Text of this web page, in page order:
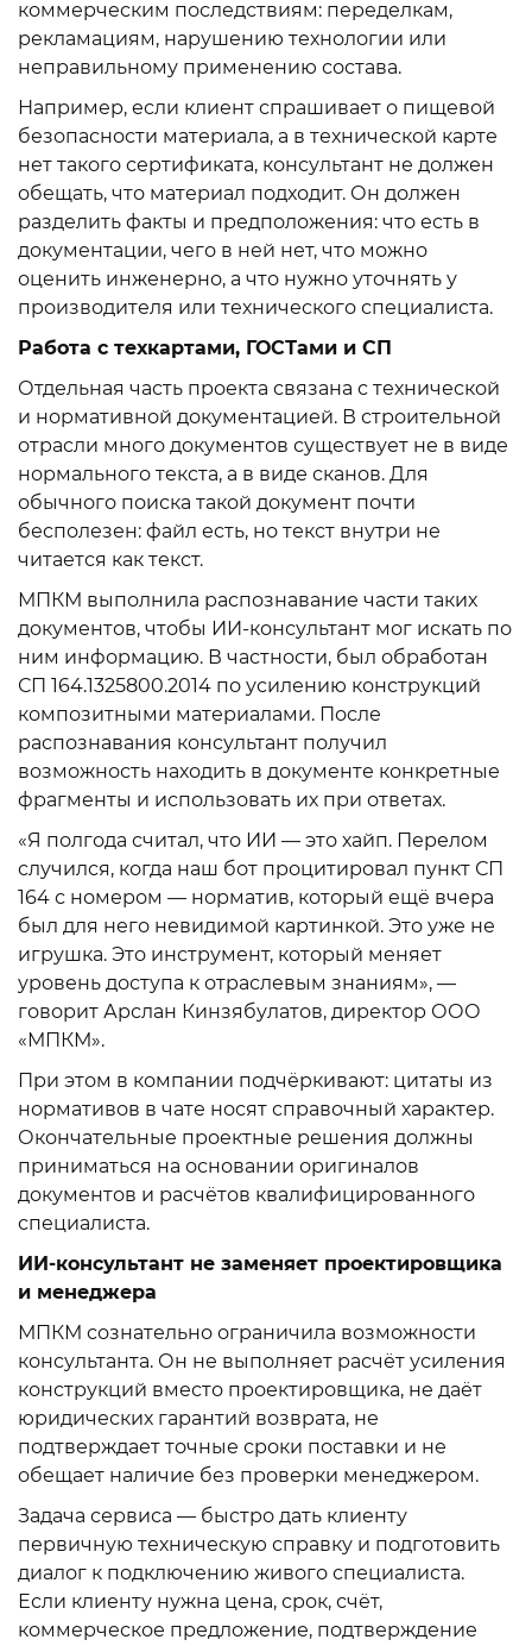
коммерческим последствиям: переделкам,
рекламациям, нарушению технологии или
неправильному применению состава.
Например, если клиент спрашивает о пищевой
безопасности материала, а в технической карте
нет такого сертификата, консультант не должен
обещать, что материал подходит. Он должен
разделить факты и предположения: что есть в
документации, чего в ней нет, что можно
оценить инженерно, а что нужно уточнять у
производителя или технического специалиста.
Работа с техкартами, ГОСТами и СП
Отдельная часть проекта связана с технической
и нормативной документацией. В строительной
отрасли много документов существует не в виде
нормального текста, а в виде сканов. Для
обычного поиска такой документ почти
бесполезен: файл есть, но текст внутри не
читается как текст.
МПКМ выполнила распознавание части таких
документов, чтобы ИИ-консультант мог искать по
ним информацию. В частности, был обработан
СП 164.1325800.2014 по усилению конструкций
композитными материалами. После
распознавания консультант получил
возможность находить в документе конкретные
фрагменты и использовать их при ответах.
«Я полгода считал, что ИИ — это хайп. Перелом
случился, когда наш бот процитировал пункт СП
164 с номером — норматив, который ещё вчера
был для него невидимой картинкой. Это уже не
игрушка. Это инструмент, который меняет
уровень доступа к отраслевым знаниям», —
говорит Арслан Кинзябулатов, директор ООО
«МПКМ».
При этом в компании подчёркивают: цитаты из
нормативов в чате носят справочный характер.
Окончательные проектные решения должны
приниматься на основании оригиналов
документов и расчётов квалифицированного
специалиста.
ИИ-консультант не заменяет проектировщика
и менеджера
МПКМ сознательно ограничила возможности
консультанта. Он не выполняет расчёт усиления
конструкций вместо проектировщика, не даёт
юридических гарантий возврата, не
подтверждает точные сроки поставки и не
обещает наличие без проверки менеджером.
Задача сервиса — быстро дать клиенту
первичную техническую справку и подготовить
диалог к подключению живого специалиста.
Если клиенту нужна цена, срок, счёт,
коммерческое предложение, подтверждение